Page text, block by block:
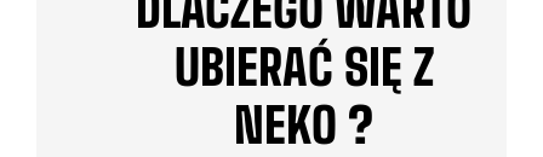
UBIERAĆ SIĘ Z
NEKO ?